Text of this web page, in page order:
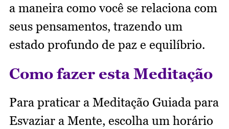
a maneira como você se relaciona com
seus pensamentos, trazendo um
estado profundo de paz e equilíbrio.
Como fazer esta Meditação
Para praticar a Meditação Guiada para
Esvaziar a Mente, escolha um horário